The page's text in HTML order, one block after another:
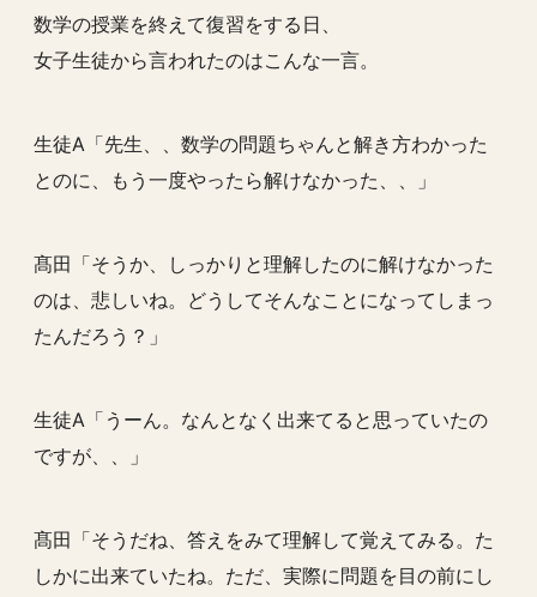
数学の授業を終えて復習をする日、
女子生徒から言われたのはこんな一言。
生徒A「先生、、数学の問題ちゃんと解き方わかった
とのに、
もう一度やったら解けなかった、、 」
髙田「そうか、しっかりと理解したのに解けなかった
のは、悲しいね。どうしてそんなことになってしまっ
たんだろう？」
生徒A「うーん。なんとなく出来てると思っていたの
ですが、、」
髙田「そうだね、答えをみて理解して覚えてみる。た
しかに出来ていたね。ただ、実際に問題を目の前にし